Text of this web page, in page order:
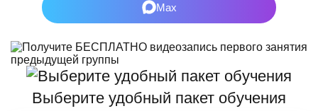
Max
Выберите удобный пакет обучения